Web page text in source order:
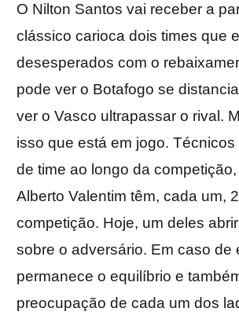
O Nilton Santos vai receber a
clássico carioca dois times que
desesperados com o
pode ver o Botafogo se
ver o Vasco ultrapassar o rival.
isso que está em jogo.
de time ao longo da
Alberto Valentim têm, cada um,
competição. Hoje, um deles
sobre o adversário. Em caso de
permanece o equilíbrio e
preocupação de cada um dos